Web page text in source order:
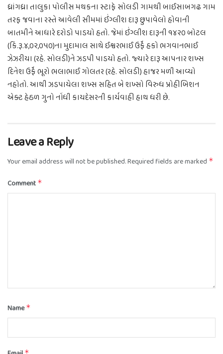
ધ્રાંગધ્રા તાલુકા પોલીસ મથકના સ્ટાફે સોલડી ગામથી બાઈસાબગઢ ગામ
તરફ જવાના રસ્તે આવેલી સીમમાં ઈંગ્લીશ દારૂ છુપાવેલો હોવાની
બાતમીને આધારે દરોડો પાડયો હતો. જેમાં ઈંગ્લીશ દારૂની ૧૪૨૦ બોટલ
(કિં.રૂ.૪,૦૨,૦૫૦)ના મુદામાલ સાથે ઈશ્વરભાઈ ઉર્ફે હકો ભગવાનભાઈ
ઝેઝરીયા (રહે. સોલડી)ને ઝડપી પાડયો હતો. જ્યારે દારૂ આપનાર શખ્સ
દિનેશ ઉર્ફે ભૂરો ભલાભાઈ ગોલતર (રહે. સોલડી) હાજર મળી આવ્યો
નહોતો. આથી ઝડપાયેલા શખ્સ સહિત બે શખ્સો વિરુધ પ્રોહીબિશન
એક્ટ હેઠળ ગુનો નોંધી કાયદેસરની કાર્યવાહી હાથ ધરી છે.
Leave a Reply
Your email address will not be published.Required fields are marked *
Comment *
Name*